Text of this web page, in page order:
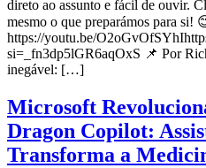
direto ao assunto e fácil de ouvir.
mesmo o que preparámos para si!
https://youtu.be/
si=_fn3dp5lGR6aqOxS 📌 Por
inegável: […]
Microsoft
Dragon Copilot:
Transforma a